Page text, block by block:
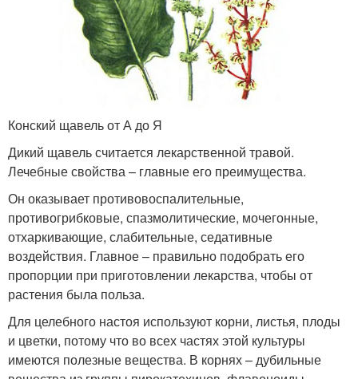
Конский щавель от А до Я
Дикий щавель считается лекарственной травой.
Лечебные свойства – главные его преимущества.
Он оказывает противовоспалительные,
противогрибковые, спазмолитические, мочегонные,
отхаркивающие, слабительные, седативные
воздействия. Главное – правильно подобрать его
пропорции при приготовлении лекарства, чтобы от
растения была польза.
Для целебного настоя используют корни, листья, плоды
и цветки, потому что во всех частях этой культуры
имеются полезные вещества. В корнях – дубильные